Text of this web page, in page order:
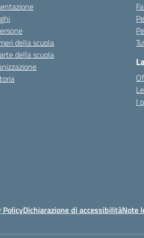
della scuola
della scuola
I
PolicyDichiarazione di accessibilitàNote